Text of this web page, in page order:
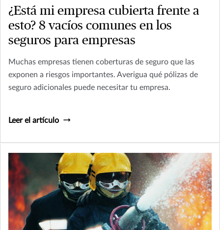
¿Está mi empresa cubierta frente a
esto? 8 vacíos comunes en los
seguros para empresas
Muchas empresas tienen coberturas de seguro que las
exponen a riesgos importantes. Averigua qué pólizas de
seguro adicionales puede necesitar tu empresa.
Leer el artículo